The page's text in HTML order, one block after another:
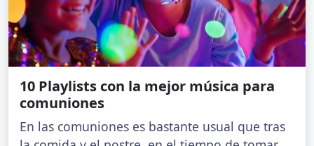
10 Playlists con la mejor música para
comuniones
En las comuniones es bastante usual que tras